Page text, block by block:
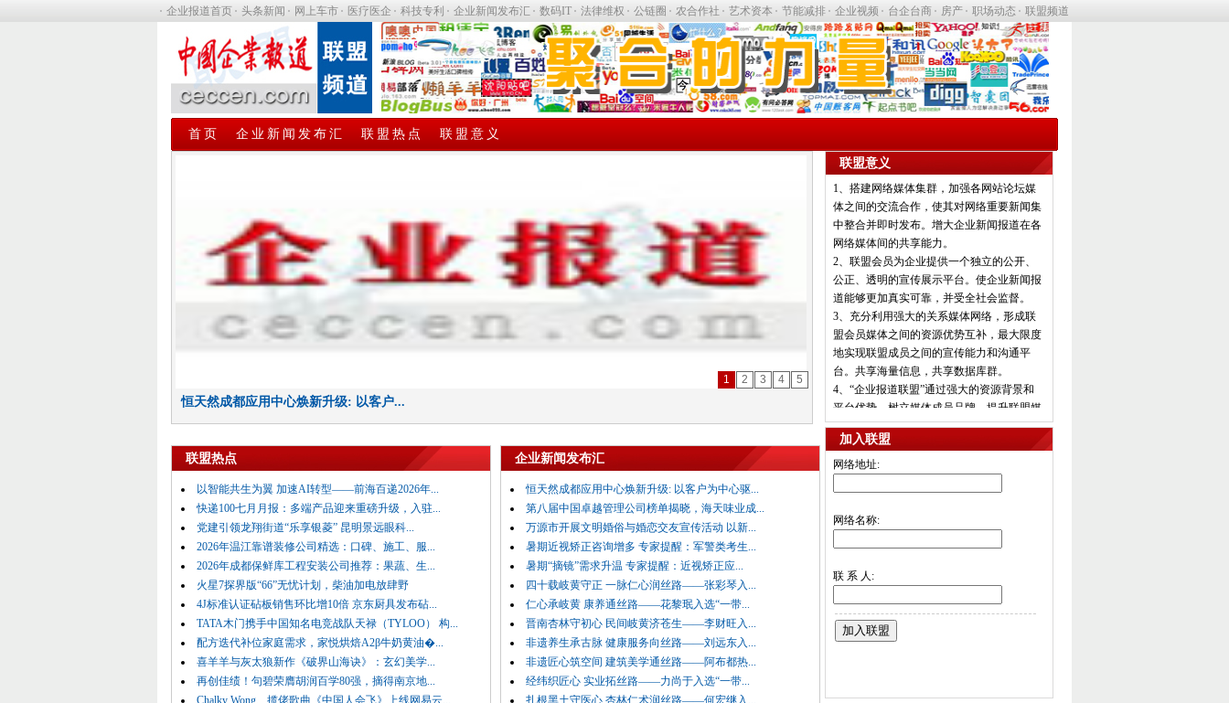
企业报道首页 头条新闻 网上车市 医疗医企 科技专利 企业新闻发布汇 数码IT 法律维权 公链圈 农合作社 艺术资本 节能减排 企业视频 台企台商 房产 职场动态 联盟频道
首页 企业新闻发布汇 联盟热点 联盟意义
1 2 3 4 5
第八届中国卓越管理公司榜单揭晓，海...
联盟热点
以智能共生为翼 加速AI转型——前海百递2026年...
快递100七月月报：多端产品迎来重磅升级，入驻...
党建引领龙翔街道“乐享银菱” 昆明景远眼科...
2026年温江靠谱装修公司精选：口碑、施工、服...
2026年成都保鲜库工程安装公司推荐：果蔬、生...
火星7探界版“66”无忧计划，柴油加电放肆野
4J标准认证砧板销售环比增10倍 京东厨具发布砧...
TATA木门携手中国知名电竞战队天禄（TYLOO） 构...
配方迭代补位家庭需求，家悦烘焙A2β牛奶黄油�...
喜羊羊与灰太狼新作《破界山海诀》：玄幻美学...
再创佳绩！句碧荣膺胡润百学80强，摘得南京地...
Chalky Wong、揽佬歌曲《中国人会飞》上线网易云...
企业新闻发布汇
恒天然成都应用中心焕新升级: 以客户为中心驱...
第八届中国卓越管理公司榜单揭晓，海天味业成...
万源市开展文明婚俗与婚恋交友宣传活动 以新...
暑期近视矫正咨询增多 专家提醒：军警类考生...
暑期“摘镜”需求升温 专家提醒：近视矫正应...
四十载岐黄守正 一脉仁心润丝路——张彩琴入...
仁心承岐黄 康养通丝路——花黎珉入选“一带...
晋南杏林守初心 民间岐黄济苍生——李财旺入...
非遗养生承古脉 健康服务向丝路——刘远东入...
非遗匠心筑空间 建筑美学通丝路——阿布都热...
经纬织匠心 实业拓丝路——力尚于入选“一带...
扎根黑土守医心 杏林仁术润丝路——何宏继入...
联盟意义
1、搭建网络媒体集群，加强各网站论坛媒
体之间的交流合作，使其对网络重要新闻集
中整合并即时发布。增大企业新闻报道在各
网络媒体间的共享能力。
2、联盟会员为企业提供一个独立的公开、
公正、透明的宣传展示平台。使企业新闻报
道能够更加真实可靠，并受全社会监督。
3、充分利用强大的关系媒体网络，形成联
盟会员媒体之间的资源优势互补，最大限度
地实现联盟成员之间的宣传能力和沟通平
台。共享海量信息，共享数据库群。
4、“企业报道联盟”通过强大的资源背景和
平台优势，树立媒体成员品牌，提升联盟媒
体的点击量和受众度，为联盟媒体挖掘潜在
客户群体。
5、“企业报道联盟”本着共同进步、共同成
6、通过线下定期论坛交流，寻找新的传播
加入联盟
网络地址:
网络名称:
联 系 人: